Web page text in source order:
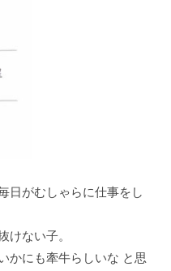
日がむしゃらに仕事をし
けない子。
かにも牽牛らしいな と思